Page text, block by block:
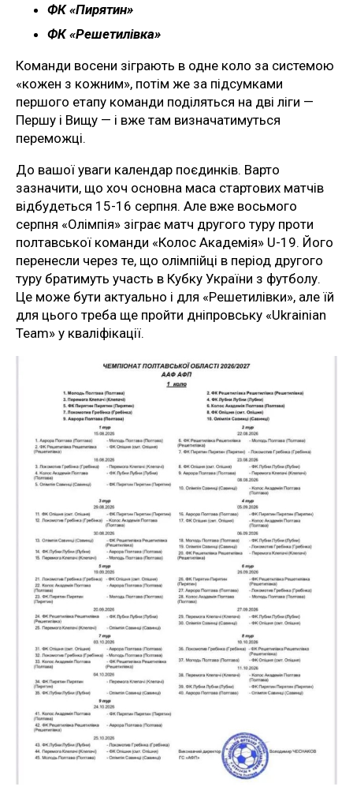
ФК «Пирятин»
ФК «Решетилівка»
Команди восени зіграють в одне коло за системою
«кожен з кожним», потім же за підсумками
першого етапу команди поділяться на дві ліги —
Першу і Вищу — і вже там визначатимуться
переможці.
До вашої уваги календар поєдинків. Варто
зазначити, що хоч основна маса стартових матчів
відбудеться 15-16 серпня. Але вже восьмого
серпня «Олімпія» зіграє матч другого туру проти
полтавської команди «Колос Академія» U-19. Його
перенесли через те, що олімпійці в період другого
туру братимуть участь в Кубку України з футболу.
Це може бути актуально і для «Решетилівки», але їй
для цього треба ще пройти дніпровську «Ukrainian
Team» у кваліфікації.